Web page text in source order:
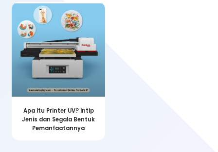
Apa Itu Printer UV? Intip
Jenis dan Segala Bentuk
Pemanfaatannya